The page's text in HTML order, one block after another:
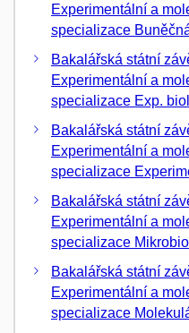
Experimentální a
specializace
Bakalářská státní
Experimentální a
specializace Exp.
Bakalářská státní
Experimentální a
specializace
Bakalářská státní
Experimentální a
specializace
Bakalářská státní
Experimentální a
specializace